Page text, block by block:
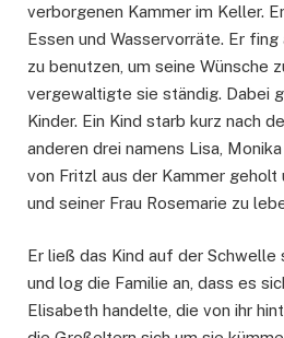
verborgenen Kammer im Keller.
Essen und Wasservorräte. Er fing
zu benutzen, um seine Wünsche
vergewaltigte sie ständig. Dabei
Kinder. Ein Kind starb kurz nach
anderen drei namens Lisa,
von Fritzl aus der Kammer geholt
und seiner Frau Rosemarie zu
Er ließ das Kind auf der Schwelle
und log die Familie an, dass es
Elisabeth handelte, die von ihr